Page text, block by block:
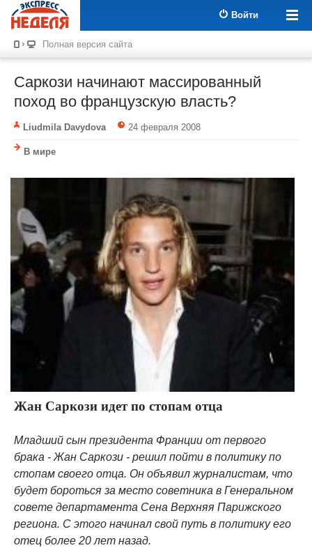
Войти
Полная версия сайта
Саркози начинают массированный
поход во французскую власть?
Liudmila Davydova 24 февраля 2008
В мире
Жан Саркози идет по стопам отца
Младший сын президента Франции от первого
брака - Жан Саркози - решил пойти в политику по
стопам своего отца. Он объявил журналистам, что
будет бороться за место советника в Генеральном
совете департамента Сена Верхняя Парижского
региона. С этого начинал свой путь в политику его
отец более 20 лет назад.